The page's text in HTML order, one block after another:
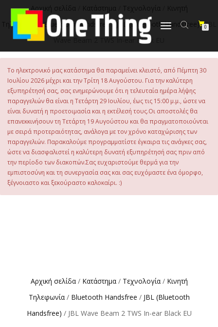
Εναλλαγή
0
Αρχική σελίδα Κατάστημα Τεχνολογία
Κινητή
Τηλεφωνία
/Bluetooth Handsfree/JBL (Bluetooth Handsfree)/ JBL
Wave Beam 2 TWS In-ear Black EU
Το ηλεκτρονικό μας κατάστημα θα παραμείνει κλειστό, από Πέμπτη 30
Ιουλίου 2026 μέχρι και την Τρίτη 18 Αυγούστου. Για την καλύτερη
εξυπηρέτησή σας, σας ενημερώνουμε ότι η τελευταία ημέρα λήψης
παραγγελιών θα είναι η Τετάρτη 29 Ιουλίου, έως τις 15:00 μ.μ., ώστε να
είναι δυνατή η προετοιμασία και η εκτέλεσή τους.Οι αποστολές θα
επανεκκινήσουν τη Τετάρτη 19 Αυγούστου και θα πραγματοποιούνται
με σειρά προτεραιότητας, ανάλογα με τον χρόνο καταχώρισης των
παραγγελιών. Παρακαλούμε προγραμματίστε έγκαιρα τις ανάγκες σας,
ώστε να διασφαλιστεί η καλύτερη δυνατή εξυπηρέτησή σας πριν από
την περίοδο των διακοπών.Σας ευχαριστούμε θερμά για την
εμπιστοσύνη και τη συνεργασία σας και σας ευχόμαστε ένα όμορφο,
ξέγνοιαστο και ξεκούραστο καλοκαίρι. :)
Αρχική σελίδα/ Κατάστημα/ Τεχνολογία/ Κινητή
Τηλεφωνία/ Bluetooth Handsfree / JBL (Bluetooth
Handsfree) / JBL Wave Beam 2 TWS In-ear Black EU